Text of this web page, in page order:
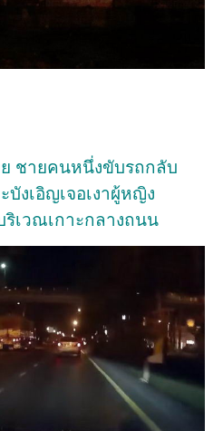
ย ชายคนหนึ่งขับรถกลับ
งเอิญเจอเงาผู้หญิง
เวณเกาะกลางถนน